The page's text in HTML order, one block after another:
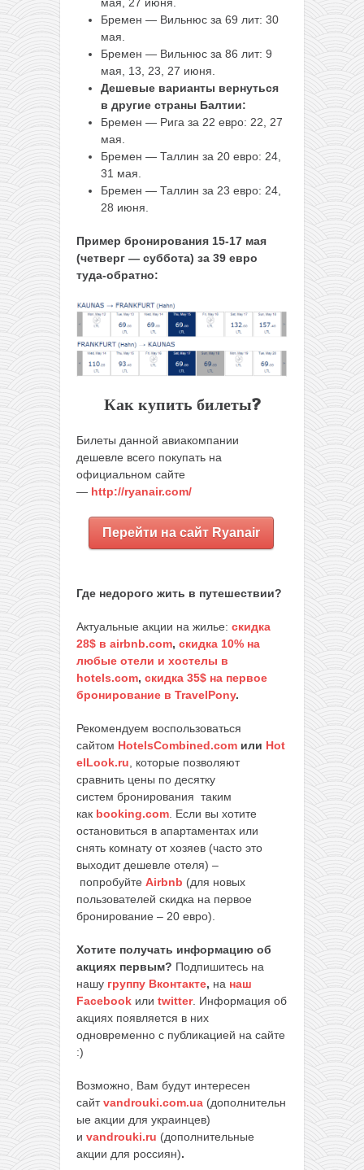
Бремен — Вильнюс за 69 лит: 30
мая.
Бремен — Вильнюс за 86 лит: 9
мая, 13, 23, 27 июня.
Дешевые варианты вернуться
в другие страны Балтии:
Бремен — Рига за 22 евро: 22, 27
мая.
Бремен — Таллин за 20 евро: 24,
31 мая.
Бремен — Таллин за 23 евро: 24,
28 июня.
Пример бронирования 15-17 мая
(четверг — суббота) за 39 евро
туда-обратно:
Как купить билеты?
Билеты данной авиакомпании
дешевле всего покупать на
официальном сайте
— http://ryanair.com/
Перейти на сайт Ryanair
Где недорого жить в путешествии?
Актуальные акции на жилье: скидка
28$ в airbnb.com, скидка 10% на
любые отели и хостелы в
hotels.com, скидка 35$ на первое
бронирование в TravelPony.
Рекомендуем воспользоваться
сайтом HotelsCombined.com или Hot
elLook.ru , которые позволяют
сравнить цены по десятку
систем бронирования таким
как booking.com . Если вы хотите
остановиться в апартаментах или
снять комнату от хозяев (часто это
выходит дешевле отеля) –
попробуйте Airbnb (для новых
пользователей скидка на первое
бронирование – 20 евро).
Хотите получать информацию об
акциях первым? Подпишитесь на
нашу группу Вконтакте, на наш
Facebook или twitter. Информация об
акциях появляется в них
одновременно с публикацией на сайте
:)
Возможно, Вам будут интересен
сайтvandrouki.com.ua (дополнительн
ые акции для украинцев)
и vandrouki.ru (дополнительные
акции для россиян).